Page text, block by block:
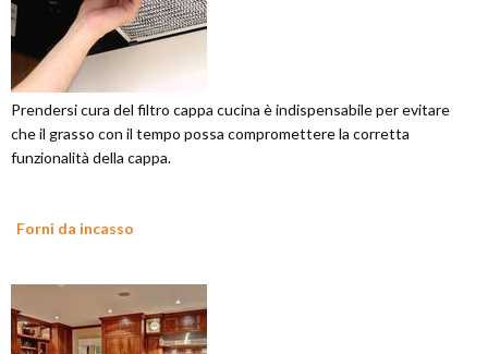
Prendersi cura del filtro cappa cucina è indispensabile per evitare
che il grasso con il tempo possa compromettere la corretta
funzionalità della cappa.
Forni da incasso